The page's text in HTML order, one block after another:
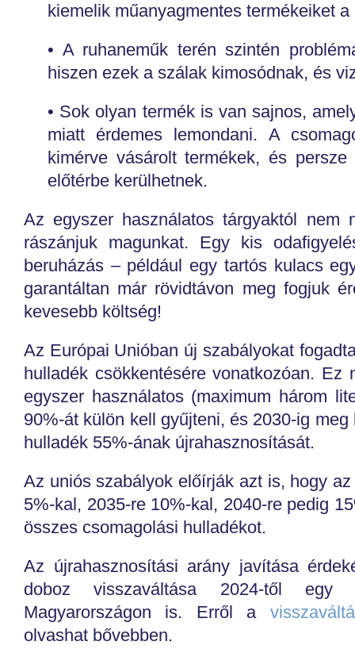
kiemelik műanyagmentes termékeiket
• A ruhaneműk terén szintén
hiszen ezek a szálak kimosódnak, és
• Sok olyan termék is van sajnos,
miatt érdemes lemondani. A
kimérve vásárolt termékek, és
előtérbe kerülhetnek.
Az egyszer használatos tárgyaktól nem
rászánjuk magunkat. Egy kis
beruházás – például egy tartós kulacs
garantáltan már rövidtávon meg fogjuk
kevesebb költség!
Az Európai Unióban új szabályokat
hulladék csökkentésére vonatkozóan. Ez
egyszer használatos (maximum három
90%-át külön kell gyűjteni, és 2030-ig
hulladék 55%-ának újrahasznosítását.
Az uniós szabályok előírják azt is, hogy
5%-kal, 2035-re 10%-kal, 2040-re pedig
összes csomagolási hulladékot.
Az újrahasznosítási arány javítása
doboz visszaváltása 2024-től
Magyarországon is. Erről a
olvashat bővebben.